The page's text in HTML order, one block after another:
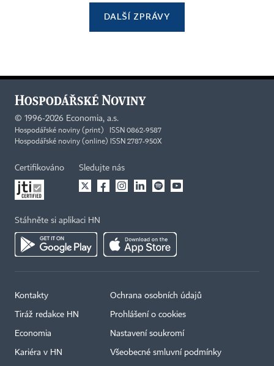
DALŠÍ ZPRÁVY
© 1996-2026 Economia, a.s.
Hospodářské noviny (print) ISSN 0862-9587
Hospodářské noviny (online) ISSN 2787-950X
Certifikováno Sledujte nás
Stáhněte si aplikaci HN
Kontakty
Tiráž redakce HN
Economia
Kariéra v HN
Ochrana osobních údajů
Prohlášení o cookies
Nastavení soukromí
Všeobecné smluvní podmínky